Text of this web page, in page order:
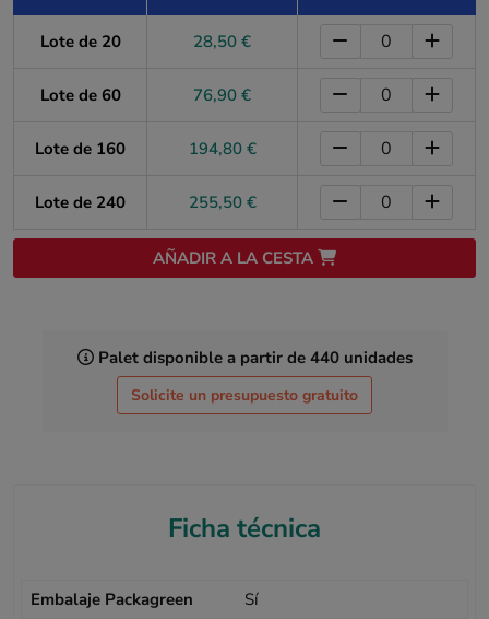
Lote de 20 28,50 €
Lote de 60 76,90 €
Lote de 160 194,80 €
Lote de 240 255,50 €
AÑADIR A LA CESTA
Palet disponible a partir de 440 unidades
Solicite un presupuesto gratuito
Ficha técnica
Embalaje Packagreen Sí